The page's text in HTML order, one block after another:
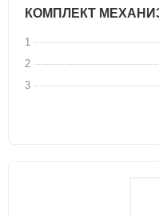
КОМПЛЕКТ
1
2
3